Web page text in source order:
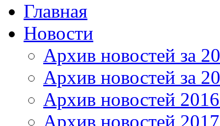
Главная
Новости
Архив новостей за
Архив новостей за
Архив новостей
Архив новостей